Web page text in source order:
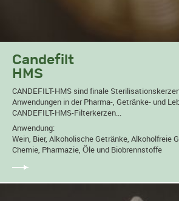
Candefilt
HMS
CANDEFILT-HMS sind finale
Anwendungen in der Pharma-, Getränke- und
CANDEFILT-HMS-Filterkerzen...
Anwendung:
Wein, Bier, Alkoholische Getränke, Alkoholfreie
Chemie, Pharmazie, Öle und Biobrennstoffe